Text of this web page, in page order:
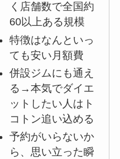
く店舗数で全国約
60以上ある規模
特徴はなんといっ
ても安い月額費
併設ジムにも通え
る→本気でダイエ
ットしたい人はト
コトン追い込める
予約がいらないか
ら、思い立った瞬